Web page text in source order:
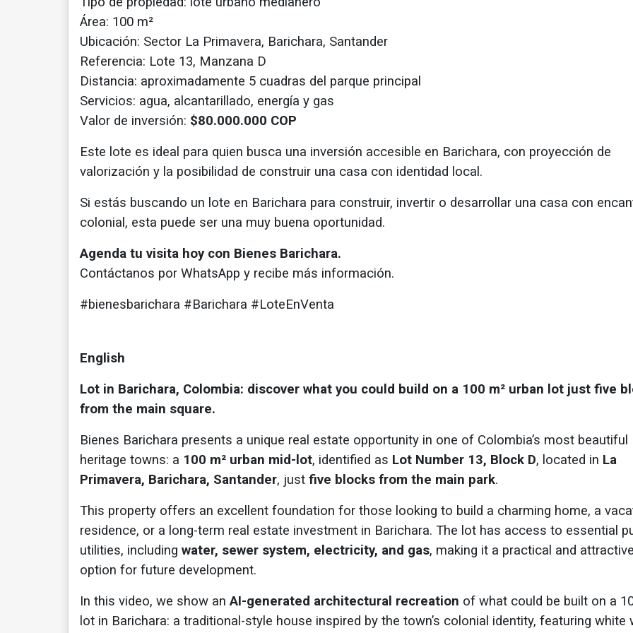
Área: 100 m²
Ubicación: Sector La Primavera, Barichara, Santander
Referencia: Lote 13, Manzana D
Distancia: aproximadamente 5 cuadras del parque principal
Servicios: agua, alcantarillado, energía y gas
Valor de inversión: $80.000.000 COP
Este lote es ideal para quien busca una inversión accesible en Barichara, con proyección de
valorización y la posibilidad de construir una casa con identidad local.
Si estás buscando un lote en Barichara para construir, invertir o desarrollar una casa con
colonial, esta puede ser una muy buena oportunidad.
Agenda tu visita hoy con Bienes Barichara.
Contáctanos por WhatsApp y recibe más información.
#bienesbarichara #Barichara #LoteEnVenta
English
Lot in Barichara, Colombia: discover what you could build on a 100 m² urban lot just five
from the main square.
Bienes Barichara presents a unique real estate opportunity in one of Colombia’s most beautiful
heritage towns: a 100 m² urban mid-lot, identified as Lot Number 13, Block D, located in La
Primavera, Barichara, Santander, just five blocks from the main park.
This property offers an excellent foundation for those looking to build a charming home, a
residence, or a long-term real estate investment in Barichara. The lot has access to essential
utilities, including water, sewer system, electricity, and gas, making it a practical and
option for future development.
In this video, we show anAI-generated architectural recreation of what could be built on a
lot in Barichara: a traditional-style house inspired by the town’s colonial identity, featuring white